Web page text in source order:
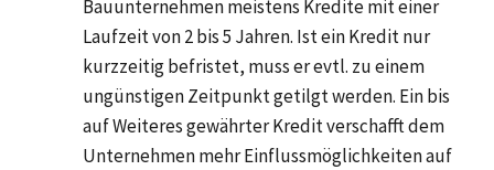
Bauunternehmen meistens Kredite mit einer
Laufzeit von 2 bis 5 Jahren. Ist ein Kredit nur
kurzzeitig befristet, muss er evtl. zu einem
ungünstigen Zeitpunkt getilgt werden. Ein bis
auf Weiteres gewährter Kredit verschafft dem
Unternehmen mehr Einflussmöglichkeiten auf